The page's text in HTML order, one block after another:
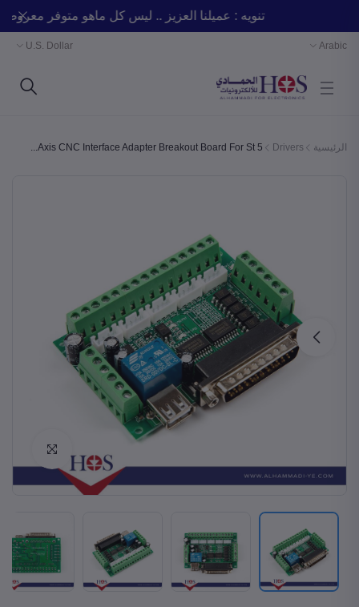
تنويه : عميلنا العزيز .. ليس كل ماهو متوفر
Arabic
U.S. Dollar
الرئيسية Drivers
5 Axis CNC Interface Adapter Breakout Board For St...